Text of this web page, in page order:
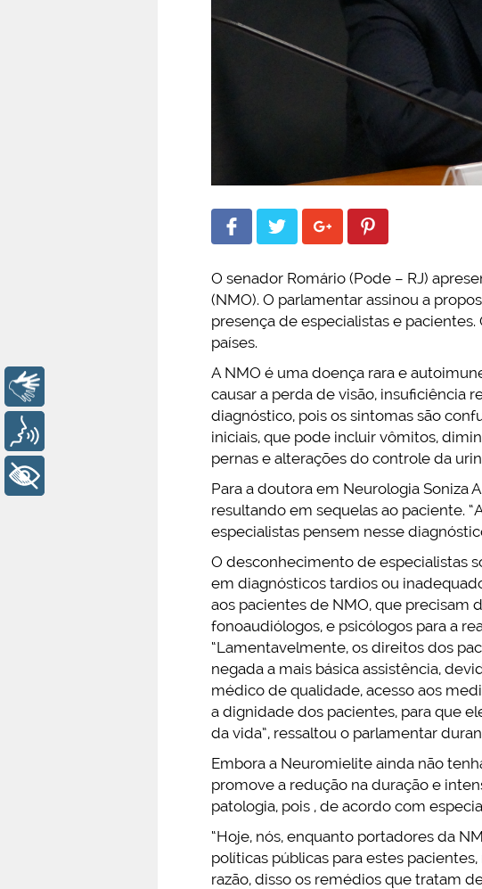
O senador Romário (Pode – RJ)
(NMO). O parlamentar assinou a
presença de especialistas e
países.
A NMO é uma doença rara e
causar a perda de visão, insuficiência
diagnóstico, pois os sintomas são
iniciais, que pode incluir vômitos,
pernas e alterações do controle da
Para a doutora em Neurologia Soniza
resultando em sequelas ao paciente.
especialistas pensem nesse
O desconhecimento de especialistas
em diagnósticos tardios ou
aos pacientes de NMO, que precisam
fonoaudiólogos, e psicólogos para a
“Lamentavelmente, os direitos dos
negada a mais básica assistência,
médico de qualidade, acesso aos
a dignidade dos pacientes, para que
da vida”, ressaltou o parlamentar
Embora a Neuromielite ainda não
promove a redução na duração e
patologia, pois , de acordo com
“Hoje, nós, enquanto portadores da
políticas públicas para estes
razão, disso os remédios que tratam